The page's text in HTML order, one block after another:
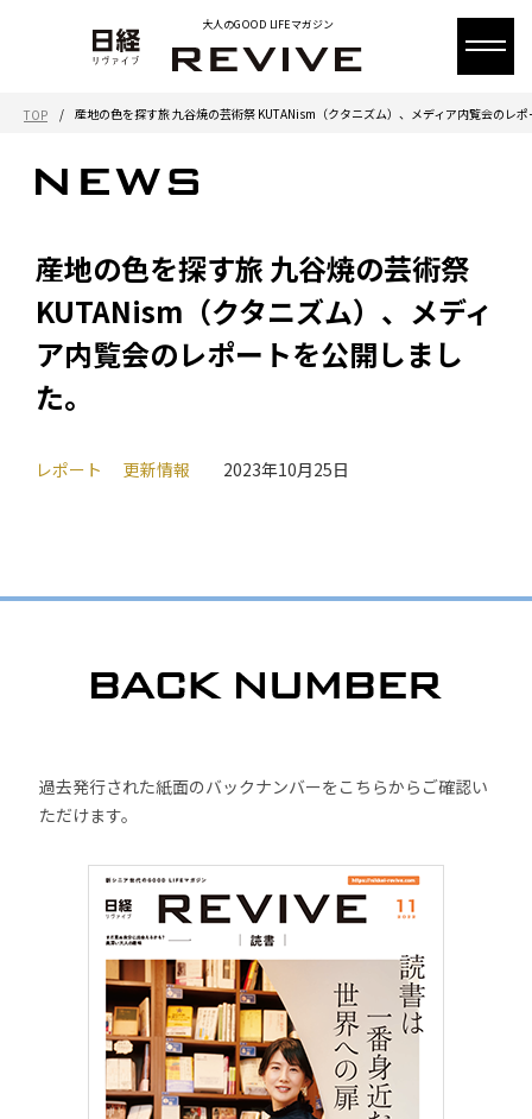
大人のGOOD LIFEマガジン
TOP / 産地の色を探す旅 九谷焼の芸術祭 KUTANism（クタニズム）、メディア内覧会のレ
産地の色を探す旅 九谷焼の芸術祭
KUTANism（クタニズム）、メディ
ア内覧会のレポートを公開しまし
た。
レポート 更新情報 2023年10月25日
過去発行された紙面のバックナンバーをこちらからご確認い
ただけます。